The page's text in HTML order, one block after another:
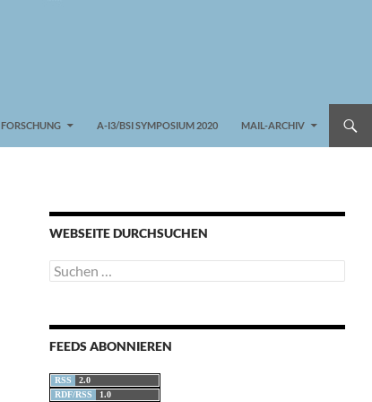
FORSCHUNG A-I3/BSI SYMPOSIUM 2020 MAIL-ARCHIV
WEBSEITE DURCHSUCHEN
Suchen
nach:
FEEDS ABONNIEREN
RSS
2.0
RDF/RSS
1.0